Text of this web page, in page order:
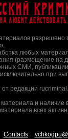
любит действовать
разрешено
любых
(размещение на
СМИ,
при
от редакции
и наличие
всех
Contacts